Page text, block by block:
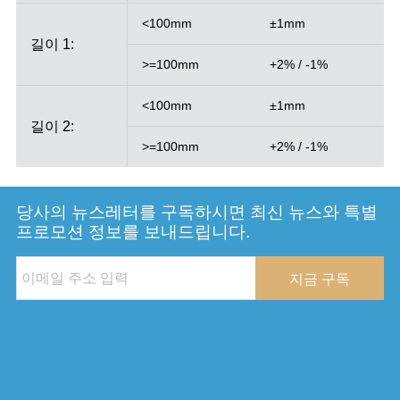
길이 1:
<100mm ±1mm
>=100mm +2% / -1%
길이 2:
<100mm ±1mm
>=100mm +2% / -1%
당사의 뉴스레터를 구독하시면 최신 뉴스와 특별
프로모션 정보를 보내드립니다.
지금 구독